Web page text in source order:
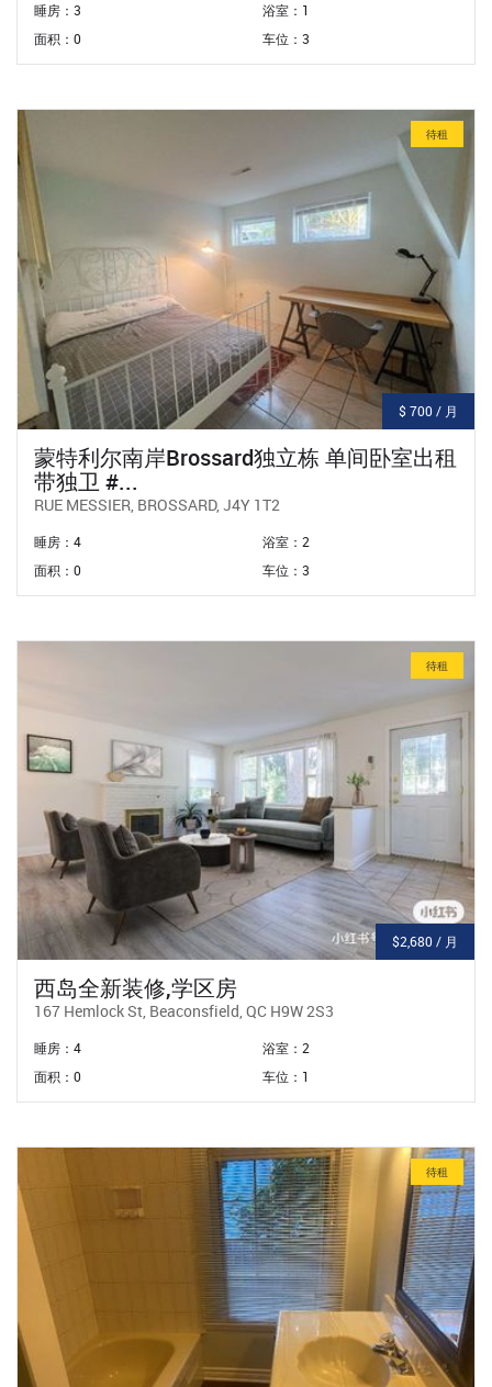
睡房：3
浴室：1
面积：0
车位：3
$ 700 / 月
待租
蒙特利尔南岸brossard独立栋 单间卧室出租
带独卫 #...
RUE MESSIER, BROSSARD, J4Y 1T2
睡房：4
浴室：2
面积：0
车位：3
$2,680 / 月
待租
西岛全新装修,学区房
167 Hemlock St, Beaconsfield, QC H9W 2S3
睡房：4
浴室：2
面积：0
车位：1
待租